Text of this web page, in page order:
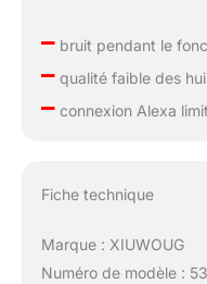
–bruit pendant le
–qualité faible des
–connexion Alexa
Fiche technique
Marque : XIUWOUG
Numéro de modèle :